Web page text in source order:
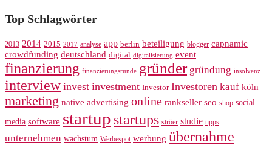
Top Schlagwörter
2013 2014 2015 2017 analyse app berlin beteiligung blogger capnamic
crowdfunding deutschland digital digitalisierung event
finanzierung finanzierungsrunde gründer gründung insolvenz
interview invest investment Investor Investoren kauf köln
marketing native advertising online rankseller seo shop social
media software startup startups ströer studie tipps
unternehmen wachstum Werbespot werbung übernahme